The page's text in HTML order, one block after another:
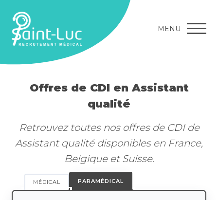
MENU
Offres de CDI en Assistant
qualité
Retrouvez toutes nos offres de CDI de
Assistant qualité disponibles en France,
Belgique et Suisse.
MÉDICAL PARAMÉDICAL